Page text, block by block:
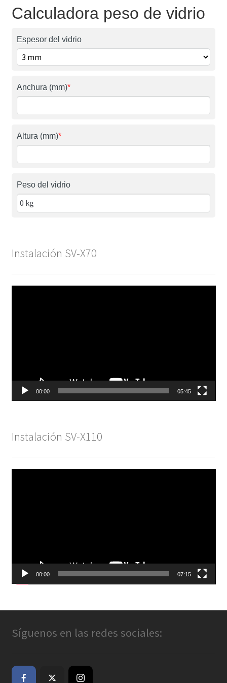
Calculadora peso de vidrio
Espesor del vidrio
Anchura (mm)*
Altura (mm)*
Peso del vidrio
Instalación SV-X70
00:00 05:45
Instalación SV-X110
00:00 07:15
Síguenos en las redes sociales: